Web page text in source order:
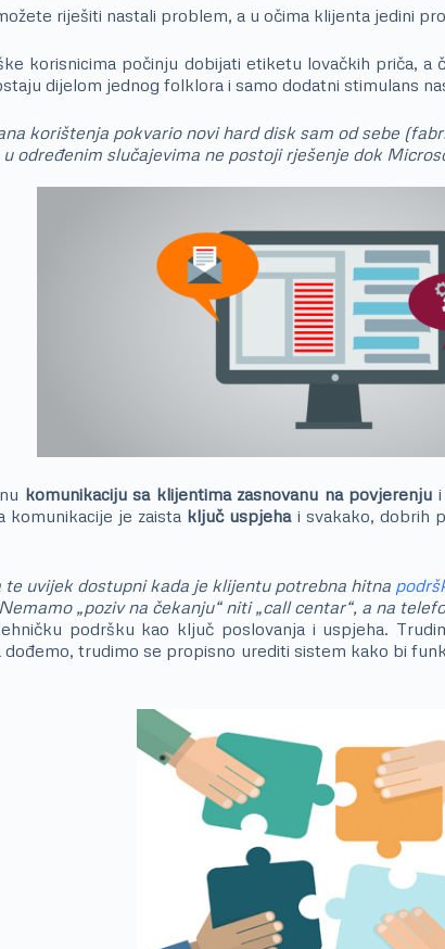
riješiti nastali problem, a u očima klijenta jedini
korisnicima počinju dobijati etiketu lovačkih priča,
dijelom jednog folklora i samo dodatni stimulans
korištenja pokvario novi hard disk sam od sebe
određenim slučajevima ne postoji rješenje dok
komunikaciju sa klijentima zasnovanu na povjerenju
je zaista ključ uspjehai svakako, dobrih
uvijek dostupni kada je klijentu potrebna hitna
„poziv na čekanju“ niti „call centar“, a na
podršku kao ključ poslovanja i uspjeha.
trudimo se propisno urediti sistem kako bi